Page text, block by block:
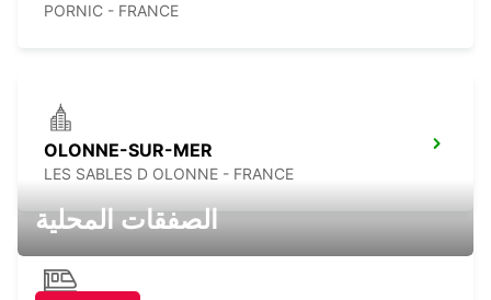
PORNIC - FRANCE
OLONNE-SUR-MER
LES SABLES D OLONNE - FRANCE
الصفقات المحلية